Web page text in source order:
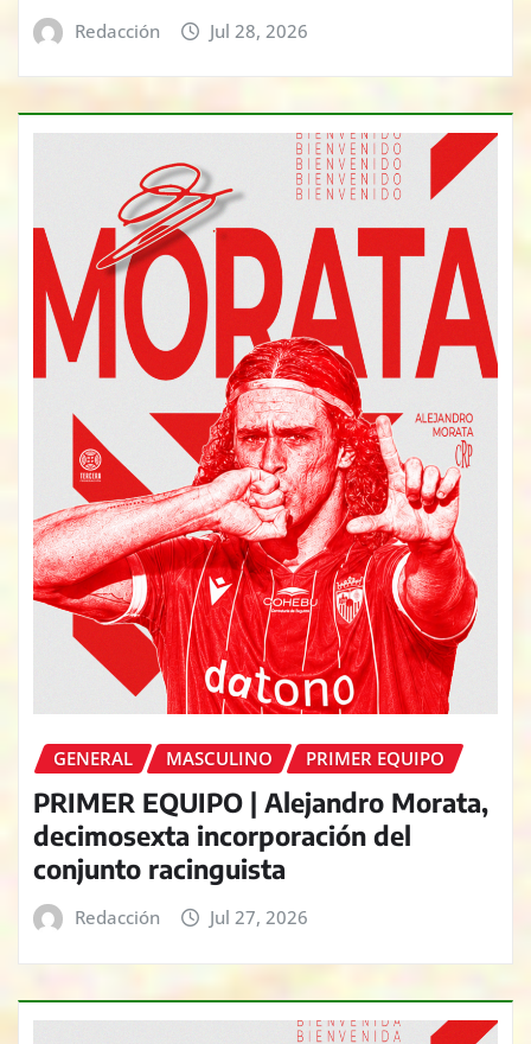
Redacción Jul 28, 2026
GENERAL MASCULINO PRIMER EQUIPO
PRIMER EQUIPO | Alejandro Morata,
decimosexta incorporación del
conjunto racinguista
Redacción Jul 27, 2026